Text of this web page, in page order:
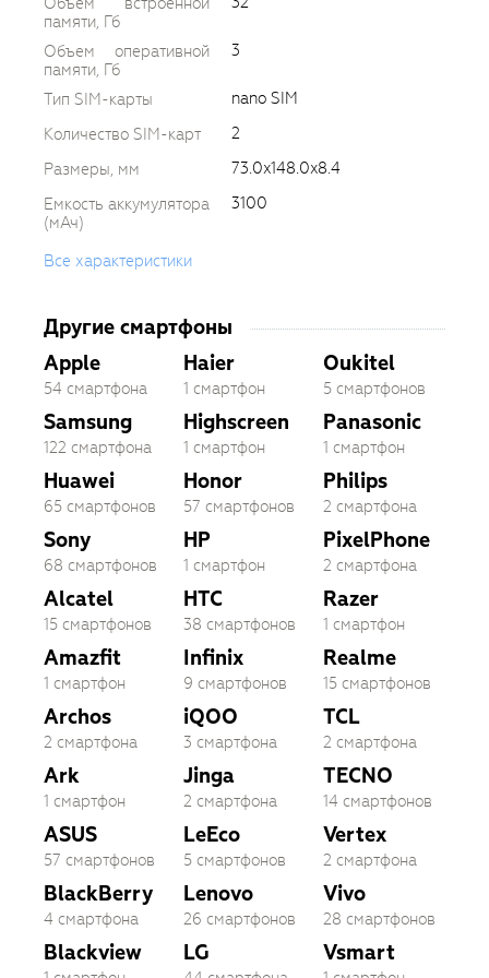
памяти, Гб
Объем оперативной
памяти, Гб
3
Тип SIM-карты
nano SIM
Количество SIM-карт
2
Размеры, мм
73.0x148.0x8.4
Емкость аккумулятора
(мАч)
3100
Все характеристики
Другие смартфоны
Apple
54 смартфона
Samsung
122 смартфона
Huawei
65 смартфонов
Sony
68 смартфонов
Alcatel
15 смартфонов
Amazfit
1 смартфон
Archos
2 смартфона
Ark
1 смартфон
ASUS
57 смартфонов
BlackBerry
4 смартфона
Blackview
Haier
1 смартфон
Highscreen
1 смартфон
Honor
57 смартфонов
HP
1 смартфон
HTC
38 смартфонов
Infinix
9 смартфонов
iQOO
3 смартфона
Jinga
2 смартфона
LeEco
5 смартфонов
Lenovo
26 смартфонов
LG
Oukitel
5 смартфонов
Panasonic
1 смартфон
Philips
2 смартфона
PixelPhone
2 смартфона
Razer
1 смартфон
Realme
15 смартфонов
TCL
2 смартфона
TECNO
14 смартфонов
Vertex
2 смартфона
Vivo
28 смартфонов
Vsmart